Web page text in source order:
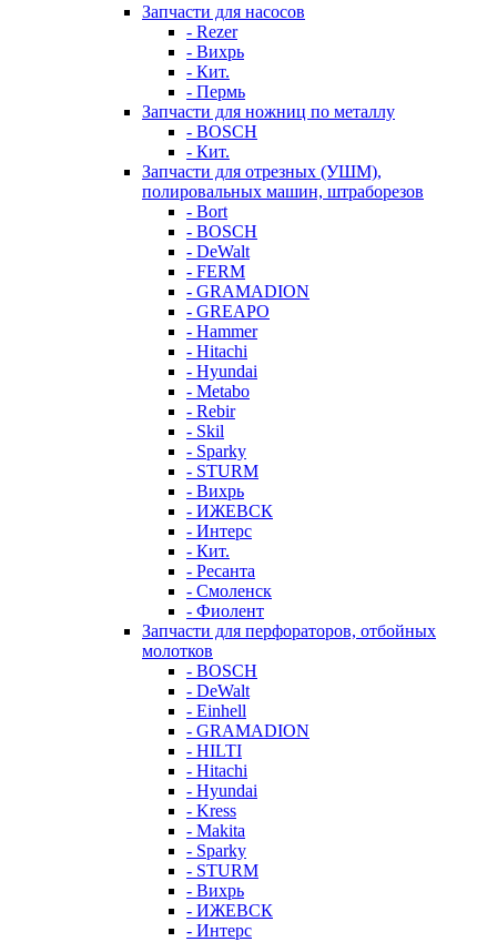
Запчасти для насосов
- Rezer
- Вихрь
- Кит.
- Пермь
Запчасти для ножниц по металлу
- BOSCH
- Кит.
Запчасти для отрезных (УШМ),
полировальных машин, штраборезов
- Bort
- BOSCH
- DeWalt
- FERM
- GRAMADION
- GREAPO
- Hammer
- Hitachi
- Hyundai
- Metabo
- Rebir
- Skil
- Sparky
- STURM
- Вихрь
- ИЖЕВСК
- Интерс
- Кит.
- Ресанта
- Смоленск
- Фиолент
Запчасти для перфораторов, отбойных
молотков
- BOSCH
- DeWalt
- Einhell
- GRAMADION
- HILTI
- Hitachi
- Hyundai
- Kress
- Makita
- Sparky
- STURM
- Вихрь
- ИЖЕВСК
- Интерс